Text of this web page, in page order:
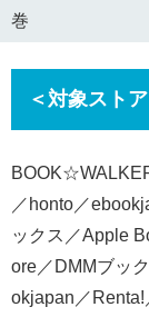
巻
＜対象スト
／honto／
ックス／Apple
ore／DMMブッ
okjapan／